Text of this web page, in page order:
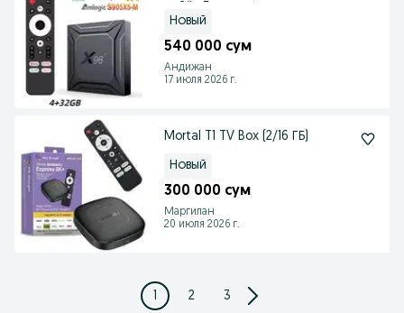
Каналла+Кинолар.анд
Новый
540 000 сум
Андижан
17 июля 2026 г.
Mortal T1 TV Box (2/16 ГБ)
Новый
300 000 сум
Маргилан
20 июля 2026 г.
1 2 3